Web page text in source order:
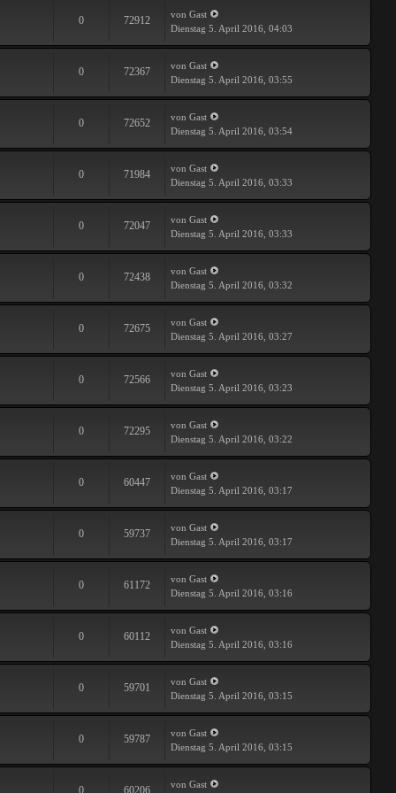
0 72912
von Gast
Dienstag 5. April 2016, 04:03
0 72367
von Gast
Dienstag 5. April 2016, 03:55
0 72652
von Gast
Dienstag 5. April 2016, 03:54
0 71984
von Gast
Dienstag 5. April 2016, 03:33
0 72047
von Gast
Dienstag 5. April 2016, 03:33
0 72438
von Gast
Dienstag 5. April 2016, 03:32
0 72675
von Gast
Dienstag 5. April 2016, 03:27
0 72566
von Gast
Dienstag 5. April 2016, 03:23
0 72295
von Gast
Dienstag 5. April 2016, 03:22
0 60447
von Gast
Dienstag 5. April 2016, 03:17
0 59737
von Gast
Dienstag 5. April 2016, 03:17
0 61172
von Gast
Dienstag 5. April 2016, 03:16
0 60112
von Gast
Dienstag 5. April 2016, 03:16
0 59701
von Gast
Dienstag 5. April 2016, 03:15
0 59787
von Gast
Dienstag 5. April 2016, 03:15
0 60206
von Gast